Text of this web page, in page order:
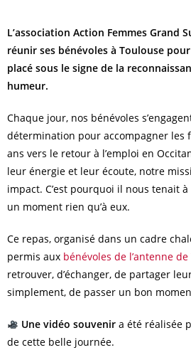
L’association Action Femmes Grand
réunir ses bénévoles à Toulouse
placé sous le signe de la
humeur.
Chaque jour, nos bénévoles
détermination pour accompagner les
ans vers le retour à l’emploi en
leur énergie et leur écoute, notre
impact. C’est pourquoi il nous tenait
un moment rien qu’à eux.
Ce repas, organisé dans un cadre
permis aux bénévoles de l’antenne
retrouver, d’échanger, de partager
simplement, de passer un bon
Une vidéo souvenira été réalisée
de cette belle journée.